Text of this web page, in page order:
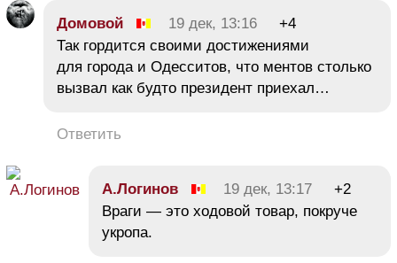
Домовой 19 дек, 13:16
+4
Так гордится своими достижениями
для города и Одесситов, что ментов столько
вызвал как будто президент приехал…
Ответить
А.Логинов 19 дек, 13:17
+2
Враги — это ходовой товар, покруче
укропа.